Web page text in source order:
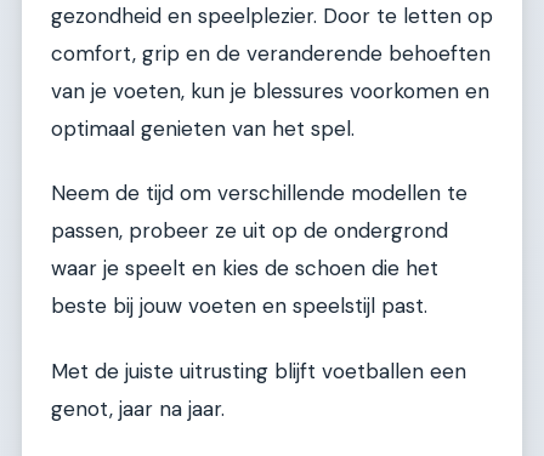
gezondheid en speelplezier. Door te letten op
comfort, grip en de veranderende behoeften
van je voeten, kun je blessures voorkomen en
optimaal genieten van het spel.
Neem de tijd om verschillende modellen te
passen, probeer ze uit op de ondergrond
waar je speelt en kies de schoen die het
beste bij jouw voeten en speelstijl past.
Met de juiste uitrusting blijft voetballen een
genot, jaar na jaar.